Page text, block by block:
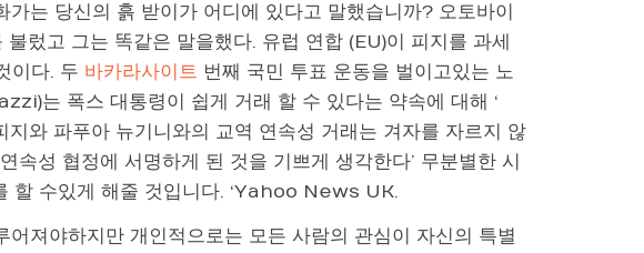
는 당신의 흙 받이가 어디에 있다고 말했습니까? 오토바이
렀고 그는 똑같은 말을했다. 유럽 ​​연합 (EU)이 피지를 과세
이다. 두 바카라사이트 번째 국민 투표 운동을 벌이고있는 노
는 폭스 대통령이 쉽게 거래 할 수 있다는 약속에 대해 ‘
와 파푸아 뉴기니와의 교역 연속성 거래는 겨자를 자르지 않
속성 협정에 서명하게 된 것을 기쁘게 생각한다’ 무분별한 시
할 수있게 해줄 것입니다. ‘Yahoo News UK.
져야하지만 개인적으로는 모든 사람의 관심이 자신의 특별